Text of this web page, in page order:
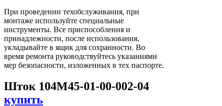
При проведении техобслуживания, при
монтаже используйте специальные
инструменты. Все приспособления и
принадлежности, после использования,
укладывайте в ящик для сохранности. Во
время ремонта руководствуйтесь указаниями
мер безопасности, изложенных в тех паспорте.
Шток 104М45-01-00-002-04
купить